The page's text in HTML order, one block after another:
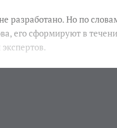
разработано. Но по
его сформируют в